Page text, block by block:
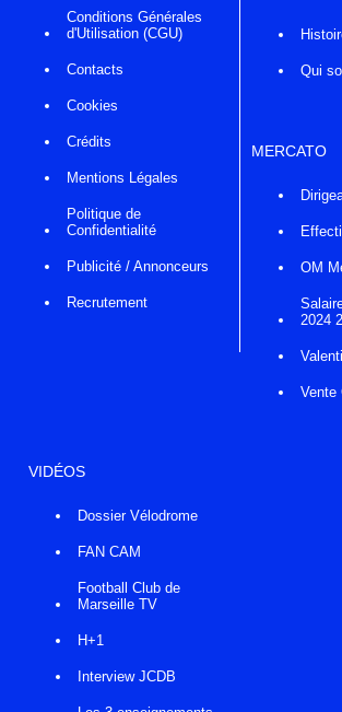
Conditions Générales
d'Utilisation (CGU)
Contacts
Cookies
Crédits
Mentions Légales
Politique de
Confidentialité
Publicité / Annonceurs
Recrutement
Qui
MERCATO
OM
2024
Vente
VIDÉOS
Dossier Vélodrome
FAN CAM
Football Club de
Marseille TV
H+1
Interview JCDB